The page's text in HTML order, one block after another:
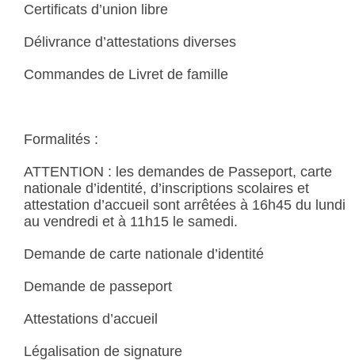
Certificats d’union libre
Délivrance d’attestations diverses
Commandes de Livret de famille
Formalités :
ATTENTION : les demandes de Passeport, carte
nationale d’identité, d’inscriptions scolaires et
attestation d’accueil sont arrêtées à 16h45 du lundi
au vendredi et à 11h15 le samedi.
Demande de carte nationale d’identité
Demande de passeport
Attestations d’accueil
Légalisation de signature